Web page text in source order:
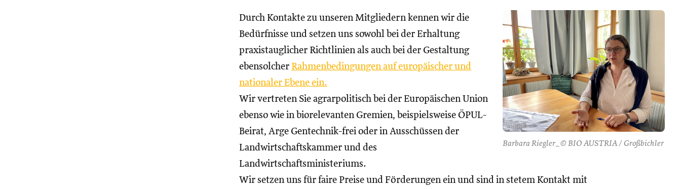
Barbara Riegler_© BIO AUSTRIA / Großbichler
Durch Kontakte zu unseren Mitgliedern kennen wir die
Bedürfnisse und setzen uns sowohl bei der Erhaltung
praxistauglicher Richtlinien als auch bei der Gestaltung
ebensolcher Rahmenbedingungen auf europäischer und
nationaler Ebene ein.
Wir vertreten Sie agrarpolitisch bei der Europäischen Union
ebenso wie in biorelevanten Gremien, beispielsweise ÖPUL-
Beirat, Arge Gentechnik-frei oder in Ausschüssen der
Landwirtschaftskammer und des
Landwirtschaftsministeriums.
Wir setzen uns für faire Preise und Förderungen ein und sind in stetem Kontakt mit